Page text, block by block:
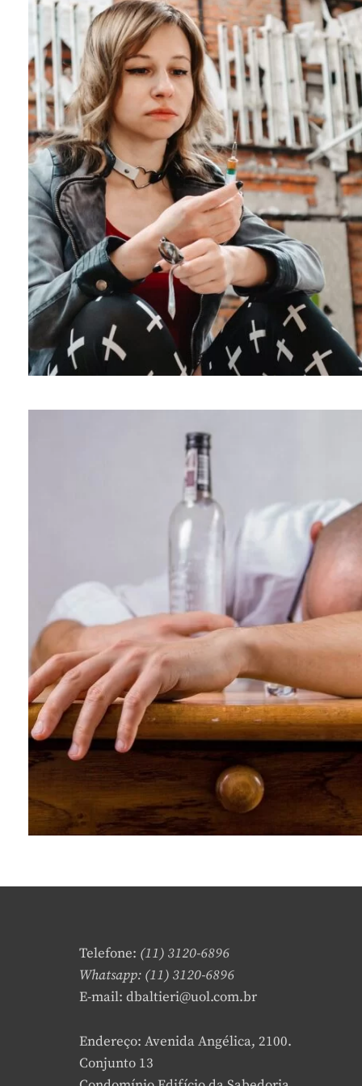
Telefone: (11) 3120-6896
Whatsapp: (11) 3120-6896
E-mail: dbaltieri@uol.com.br
Endereço: Avenida Angélica, 2100.
Conjunto 13